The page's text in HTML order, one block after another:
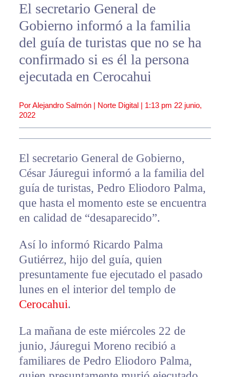
El secretario General de
Gobierno informó a la familia
del guía de turistas que no se ha
confirmado si es él la persona
ejecutada en Cerocahui
Por Alejandro Salmón | Norte Digital | 1:13 pm 22 junio,
2022
El secretario General de Gobierno,
César Jáuregui informó a la familia del
guía de turistas, Pedro Eliodoro Palma,
que hasta el momento este se encuentra
en calidad de “desaparecido”.
Así lo informó Ricardo Palma
Gutiérrez, hijo del guía, quien
presuntamente fue ejecutado el pasado
lunes en el interior del templo de
Cerocahui.
La mañana de este miércoles 22 de
junio, Jáuregui Moreno recibió a
familiares de Pedro Eliodoro Palma,